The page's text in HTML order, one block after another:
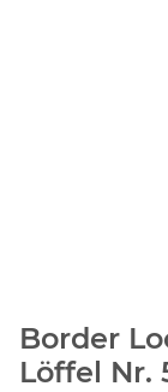
Border
Löffel Nr.